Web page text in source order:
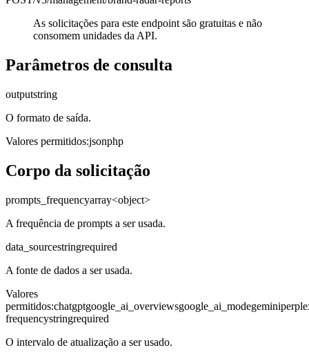
As solicitações para este endpoint são gratuitas e não
consomem unidades da API.
Parâmetros de consulta
outputstring
O formato de saída.
Valores permitidos:jsonphp
Corpo da solicitação
prompts_frequencyarray<object>
A frequência de prompts a ser usada.
data_sourcestringrequired
A fonte de dados a ser usada.
Valores
permitidos:chatgptgoogle_ai_overviewsgoogle_ai_modegemini
frequencystringrequired
O intervalo de atualização a ser usado.